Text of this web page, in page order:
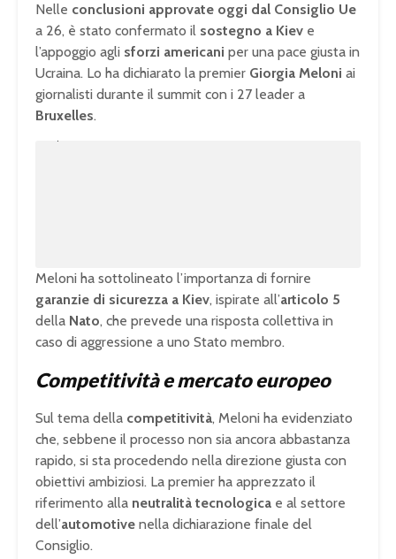
Nelle conclusioni approvate oggi dal Consiglio Ue
a 26, è stato confermato il sostegno a Kiev e
l’appoggio agli sforzi americani per una pace giusta in
Ucraina. Lo ha dichiarato la premier Giorgia Meloni ai
giornalisti durante il summit con i 27 leader a
Bruxelles.
Meloni ha sottolineato l’importanza di fornire
garanzie di sicurezza a Kiev, ispirate all’articolo 5
della Nato, che prevede una risposta collettiva in
caso di aggressione a uno Stato membro.
Competitività e mercato europeo
Sul tema della competitività, Meloni ha evidenziato
che, sebbene il processo non sia ancora abbastanza
rapido, si sta procedendo nella direzione giusta con
obiettivi ambiziosi. La premier ha apprezzato il
riferimento alla neutralità tecnologica e al settore
dell’automotive nella dichiarazione finale del
Consiglio.